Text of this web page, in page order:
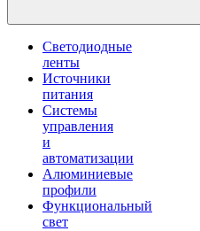
Светодиодные
ленты
Источники
питания
Системы
управления
и
автоматизации
Алюминиевые
профили
Функциональный
свет